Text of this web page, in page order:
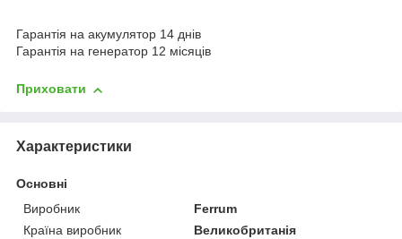
Гарантія на акумулятор 14 днів
Гарантія на генератор 12 місяців
Приховати
Характеристики
Основні
Виробник
Ferrum
Країна виробник
Великобританія